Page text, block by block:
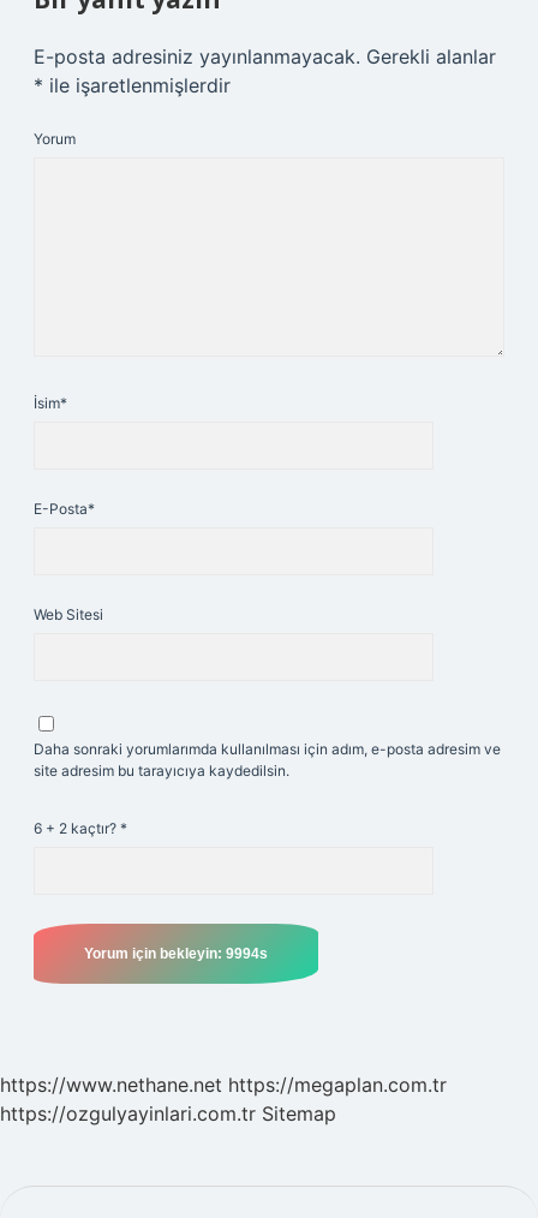
E-posta adresiniz yayınlanmayacak. Gerekli alanlar
* ile işaretlenmişlerdir
Yorum
İsim*
E-Posta*
Web Sitesi
Daha sonraki yorumlarımda kullanılması için adım, e-posta adresim ve
site adresim bu tarayıcıya kaydedilsin.
6 + 2 kaçtır? *
https://www.nethane.net https://megaplan.com.tr
https://ozgulyayinlari.com.tr Sitemap